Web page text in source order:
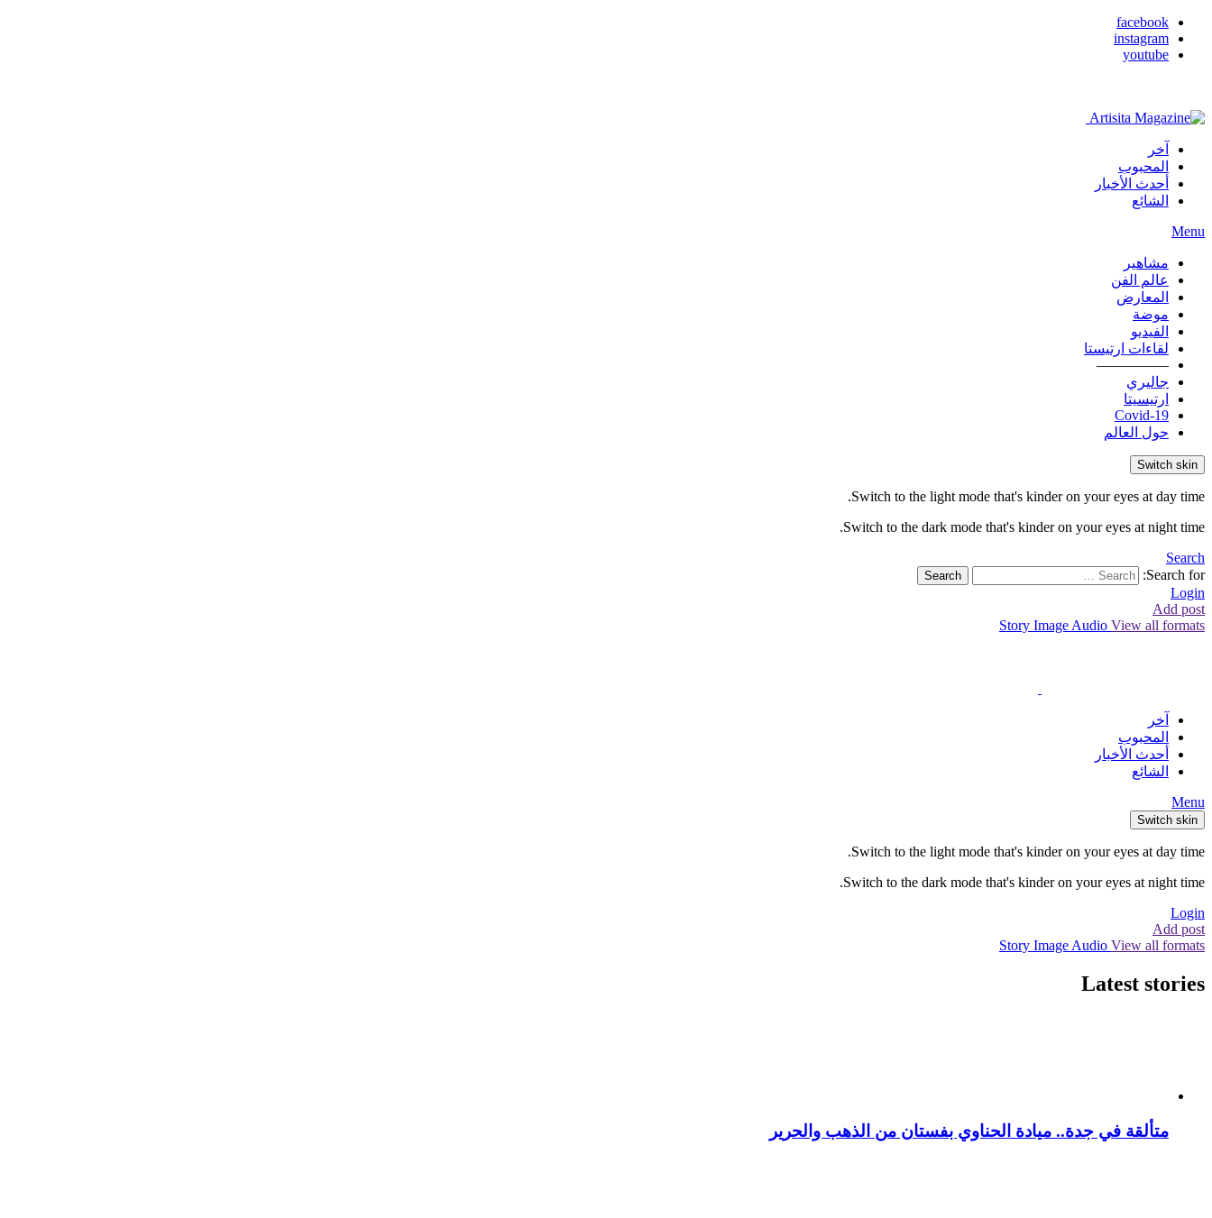
facebook
instagram
youtube
آخر
المحبوب
أحدث الأخبار
الشائع
Menu
مشاهير
عالم الفن
المعارض
موضة
الفيديو
لقاءات ارتيستا
—————
جاليري
ارتيسيتا
Covid-19
حول العالم
Switch skin
Switch to the light mode that's kinder on your eyes at day time.
Switch to the dark mode that's kinder on your eyes at night time.
Search
Search for:
Search
Login
Add post
Story Image Audio View all formats
آخر
المحبوب
أحدث الأخبار
الشائع
Menu
Switch skin
Switch to the light mode that's kinder on your eyes at day time.
Switch to the dark mode that's kinder on your eyes at night time.
Login
Add post
Story Image Audio View all formats
Latest stories
متألقة في جدة.. ميادة الحناوي بفستان من الذهب والحرير